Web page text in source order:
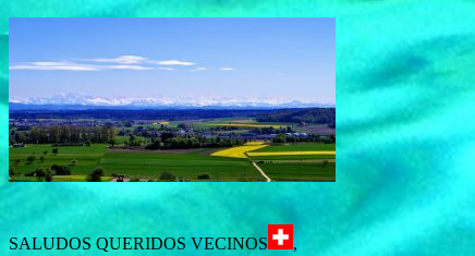
SALUDOS QUERIDOS VECINOS
,